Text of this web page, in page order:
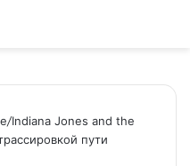
/Indiana Jones and the
пути